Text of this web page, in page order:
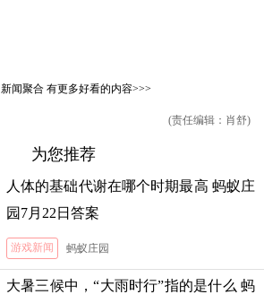
新闻聚合有更多好看的内容>>>
(责任编辑：肖舒)
为您推荐
人体的基础代谢在哪个时期最高 蚂蚁庄
园7月22日答案
游戏新闻 蚂蚁庄园
大暑三候中，“大雨时行”指的是什么 蚂